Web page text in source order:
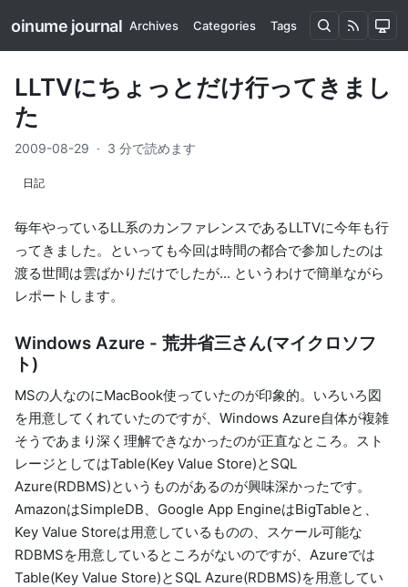
oinume journal Archives Categories Tags
LLTVにちょっとだけ行ってきまし
た
2009-08-29 · 3 分で読めます
日記
毎年やっているLL系のカンファレンスであるLLTVに今年も行
ってきました。といっても今回は時間の都合で参加したのは
渡る世間は雲ばかり だけでしたが... というわけで簡単ながら
レポートします。
Windows Azure - 荒井省三さん(マイクロソフ
ト)
MSの人なのにMacBook使っていたのが印象的。いろいろ図
を用意してくれていたのですが、Windows Azure自体が複雑
そうであまり深く理解できなかったのが正直なところ。スト
レージとしてはTable(Key Value Store)とSQL
Azure(RDBMS)というものがあるのが興味深かったです。
AmazonはSimpleDB、Google App EngineはBigTableと、
Key Value Storeは用意しているものの、スケール可能な
RDBMSを用意しているところがないのですが、Azureでは
Table(Key Value Store)とSQL Azure(RDBMS)を用意してい